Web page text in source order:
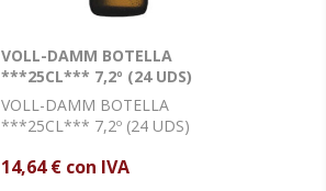
VOLL-DAMM BOTELLA
***25CL*** 7,2º (24 UDS)
VOLL-DAMM BOTELLA
***25CL*** 7,2º (24 UDS)
14,64 € con IVA